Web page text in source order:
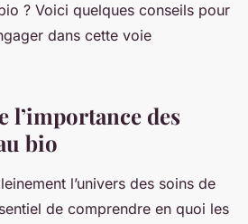
? Voici quelques conseils pour
dans cette voie
l’importance des
bio
l’univers des soins de
de comprendre en quoi les